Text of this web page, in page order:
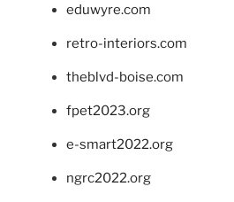
eduwyre.com
retro-interiors.com
theblvd-boise.com
fpet2023.org
e-smart2022.org
ngrc2022.org